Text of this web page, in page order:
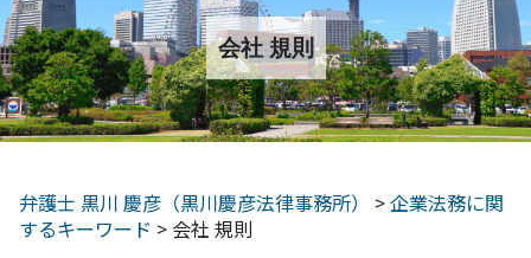
会社 規則
弁護士 黒川 慶彦（黒川慶彦法律事務所） >企業法務に関
するキーワード > 会社 規則